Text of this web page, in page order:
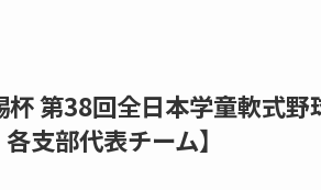
第38回全日本学童軟式野
部代表チーム】